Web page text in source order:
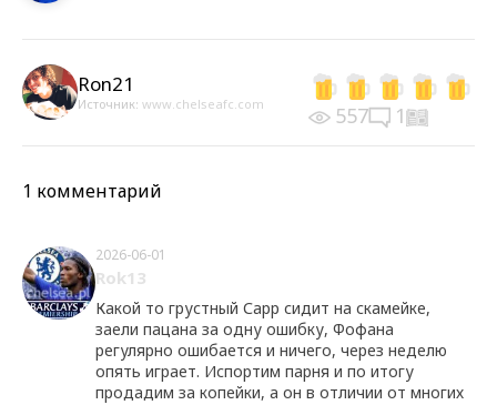
Ron21
Источник: www.chelseafc.com 557 1
1 комментарий
2026-06-01
Rok13
Какой то грустный Сарр сидит на скамейке,
заели пацана за одну ошибку, Фофана
регулярно ошибается и ничего, через неделю
опять играет. Испортим парня и по итогу
продадим за копейки, а он в отличии от многих